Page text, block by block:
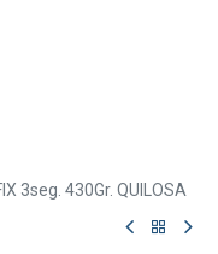
3seg. 430Gr. QUILOSA